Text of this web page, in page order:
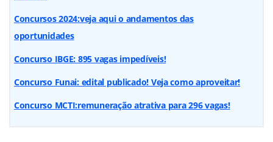
Concursos 2024:veja aqui o andamentos das
oportunidades
Concurso IBGE: 895 vagas impedíveis!
Concurso Funai: edital publicado! Veja como aproveitar!
Concurso MCTI:remuneração atrativa para 296 vagas!